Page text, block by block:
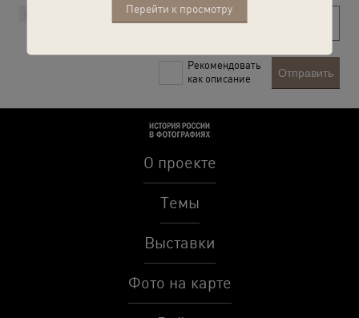
Перейти к просмотру
Рекомендовать
как описание
Отправить
О проекте
Темы
Выставки
Фото на карте